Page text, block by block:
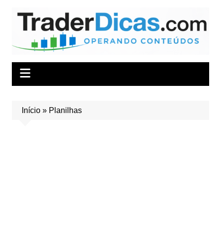
conteúdo
Início» Planilhas